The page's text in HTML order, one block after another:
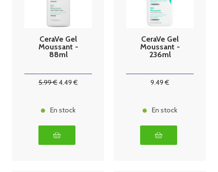
CeraVe Gel
Moussant -
88ml
5.99€4.49 €
En stock
CeraVe Gel
Moussant -
236ml
9.49 €
En stock